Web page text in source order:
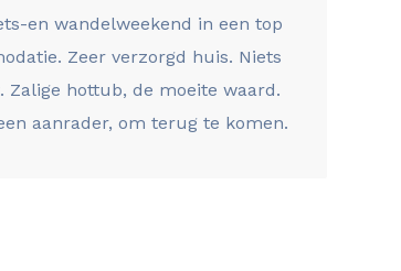
en wandelweekend in een top
Zeer verzorgd huis. Niets
Zalige hottub, de moeite waard.
aanrader, om terug te komen.